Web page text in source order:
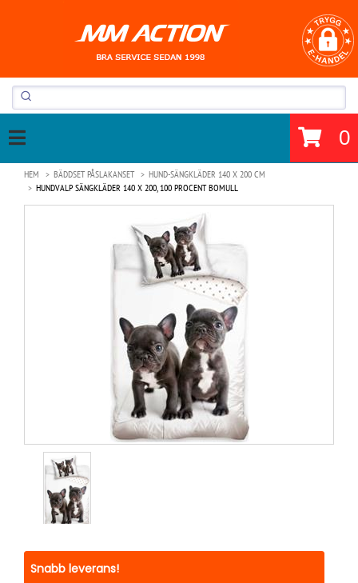
0
HEM BÄDDSET PÅSLAKANSET
HUND-SÄNGKLÄDER 140 X 200 CM
HUNDVALP SÄNGKLÄDER 140 X 200, 100 PROCENT BOMULL
Snabb leverans!